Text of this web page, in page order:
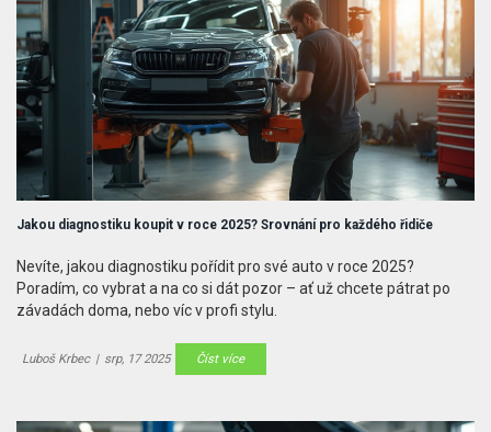
Jakou diagnostiku koupit v roce 2025? Srovnání pro každého řidiče
Nevíte, jakou diagnostiku pořídit pro své auto v roce 2025?
Poradím, co vybrat a na co si dát pozor – ať už chcete pátrat po
závadách doma, nebo víc v profi stylu.
Luboš Krbec | srp, 17 2025 Číst více